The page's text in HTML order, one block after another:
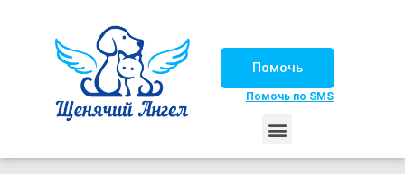
Помочь
Помочь по SMS